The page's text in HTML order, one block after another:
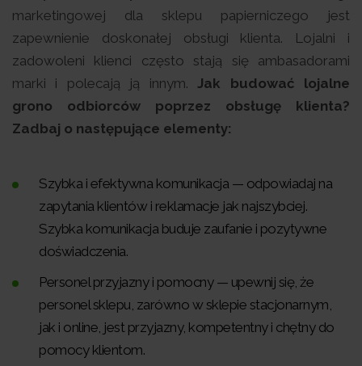
marketingowej dla sklepu papierniczego jest
zapewnienie doskonałej obsługi klienta. Lojalni i
zadowoleni klienci często stają się ambasadorami
marki i polecają ją innym. Jak budować lojalne
grono odbiorców poprzez obsługę klienta?
Zadbaj o następujące elementy:
Szybka i efektywna komunikacja — odpowiadaj na
zapytania klientów i reklamacje jak najszybciej.
Szybka komunikacja buduje zaufanie i pozytywne
doświadczenia.
Personel przyjazny i pomocny — upewnij się, że
personel sklepu, zarówno w sklepie stacjonarnym,
jak i online, jest przyjazny, kompetentny i chętny do
pomocy klientom.